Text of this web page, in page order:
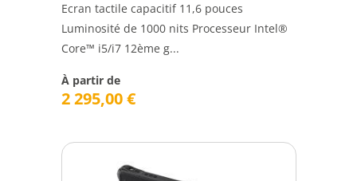
Ecran tactile capacitif 11,6 pouces
Luminosité de 1000 nits Processeur Intel®
Core™ i5/i7 12ème g...
À partir de
2 295,00€